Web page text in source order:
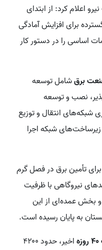
اعلام کرد: از ابتدای
برای افزایش آمادگی
اساسی را در دستور کار
برقشامل توسعه
نصب و توسعه
شبکه‌های انتقال و توزیع
شبکه اجرا
تأمین برق در فصل گرم
نیروگاهی با ظرفیت
شده و بخش عمده‌ای از این
به پایان رسیده است.
اخیر، حدود ۴۲۰۰